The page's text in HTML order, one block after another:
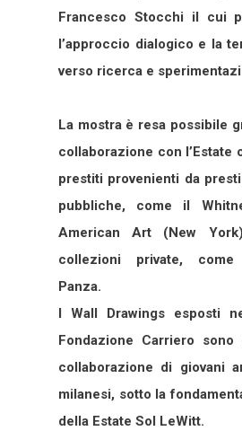
Francesco Stocchi il cui
l’approccio dialogico e la
verso ricerca e
La mostra è resa possibile
collaborazione con l’Estate
prestiti provenienti da
pubbliche, come il
American Art (New
collezioni private,
Panza.
I Wall Drawings esposti
Fondazione Carriero
collaborazione di giovani
milanesi, sotto la
della Estate Sol LeWitt.